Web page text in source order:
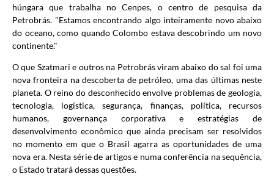
húngara que trabalha no Cenpes, o centro de pesquisa da
Petrobrás. "Estamos encontrando algo inteiramente novo abaixo
do oceano, como quando Colombo estava descobrindo um novo
continente."
O que Szatmari e outros na Petrobrás viram abaixo do sal foi uma
nova fronteira na descoberta de petróleo, uma das últimas neste
planeta. O reino do desconhecido envolve problemas de geologia,
tecnologia, logística, segurança, finanças, política, recursos
humanos, governança corporativa e estratégias de
desenvolvimento econômico que ainda precisam ser resolvidos
no momento em que o Brasil agarra as oportunidades de uma
nova era. Nesta série de artigos e numa conferência na sequência,
o Estado tratará dessas questões.